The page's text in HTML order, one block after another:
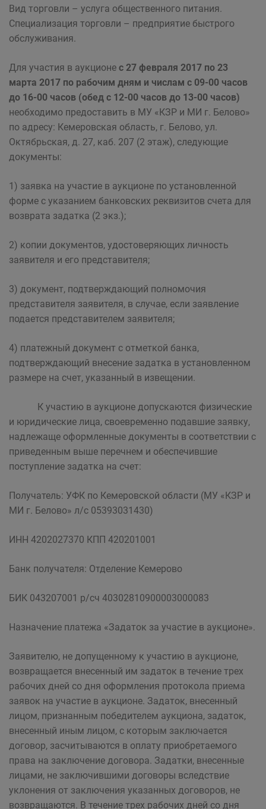
Вид торговли – услуга общественного питания.
Специализация торговли – предприятие быстрого
обслуживания.
Для участия в аукционе с 27 февраля 2017 по 23
марта 2017 по рабочим дням и числам с 09-00 часов
до 16-00 часов (обед с 12-00 часов до 13-00 часов)
необходимо предоставить в МУ «КЗР и МИ г. Белово»
по адресу: Кемеровская область, г. Белово, ул.
Октябрьская, д. 27, каб. 207 (2 этаж), следующие
документы:
1) заявка на участие в аукционе по установленной
форме с указанием банковских реквизитов счета для
возврата задатка (2 экз.);
2) копии документов, удостоверяющих личность
заявителя и его представителя;
3) документ, подтверждающий полномочия
представителя заявителя, в случае, если заявление
подается представителем заявителя;
4) платежный документ с отметкой банка,
подтверждающий внесение задатка в установленном
размере на счет, указанный в извещении.
К участию в аукционе допускаются физические
и юридические лица, своевременно подавшие заявку,
надлежаще оформленные документы в соответствии с
приведенным выше перечнем и обеспечившие
поступление задатка на счет:
Получатель: УФК по Кемеровской области (МУ «КЗР и
МИ г. Белово» л/с 05393031430)
ИНН 4202027370 КПП 420201001
Банк получателя: Отделение Кемерово
БИК 043207001 р/сч 40302810900003000083
Назначение платежа «Задаток за участие в аукционе».
Заявителю, не допущенному к участию в аукционе,
возвращается внесенный им задаток в течение трех
рабочих дней со дня оформления протокола приема
заявок на участие в аукционе. Задаток, внесенный
лицом, признанным победителем аукциона, задаток,
внесенный иным лицом, с которым заключается
договор, засчитываются в оплату приобретаемого
права на заключение договора. Задатки, внесенные
лицами, не заключившими договоры вследствие
уклонения от заключения указанных договоров, не
возвращаются. В течение трех рабочих дней со дня